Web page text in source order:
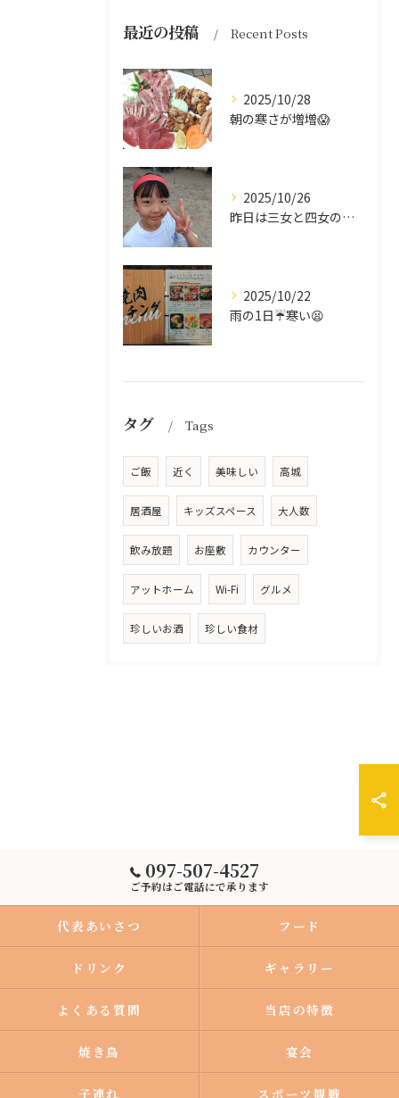
最近の投稿 Recent Posts
2025/10/28
朝の寒さが増増😱
2025/10/26
昨日は三女と四女の運動会🥰
2025/10/22
雨の1日☔寒い😫
タグ Tags
ご飯 近く 美味しい 高城
居酒屋 キッズスペース 大人数
飲み放題 お座敷 カウンター
アットホーム Wi-Fi グルメ
珍しいお酒 珍しい食材
097-507-4527
ご予約はご電話にで承ります
代表あいさつ フード
ドリンク ギャラリー
よくある質問 当店の特徴
焼き鳥 宴会
子連れ スポーツ観戦